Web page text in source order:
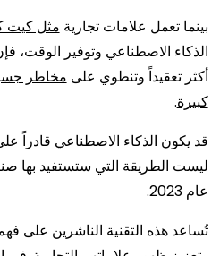
بينما تعمل علامات تجارية مثل كيت
الذكاء الاصطناعي وتوفير الوقت،
أكثر تعقيداً وتنطوي على مخاطر
كبيرة.
قد يكون الذكاء الاصطناعي قادراً
ليست الطريقة التي ستستفيد بها
عام 2023.
تُساعد هذه التقنية الناشرين على